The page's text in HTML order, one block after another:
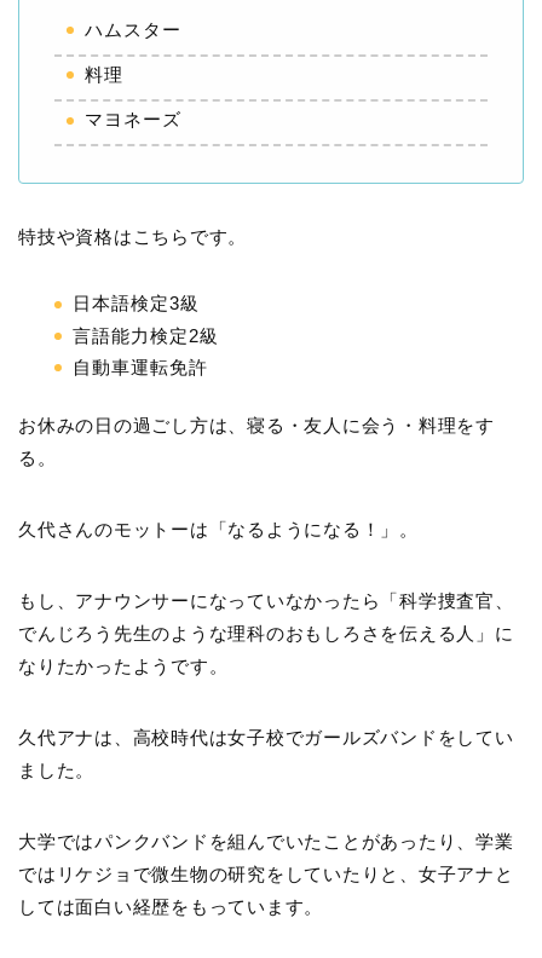
ハムスター
料理
マヨネーズ
特技や資格はこちらです。
日本語検定3級
言語能力検定2級
自動車運転免許
お休みの日の過ごし方は、寝る・友人に会う・料理をす
る。
久代さんのモットーは「なるようになる！」。
もし、アナウンサーになっていなかったら「科学捜査官、
でんじろう先生のような理科のおもしろさを伝える人」に
なりたかったようです。
久代アナは、高校時代は女子校でガールズバンドをしてい
ました。
大学ではパンクバンドを組んでいたことがあったり、学業
ではリケジョで微生物の研究をしていたりと、女子アナと
しては面白い経歴をもっています。